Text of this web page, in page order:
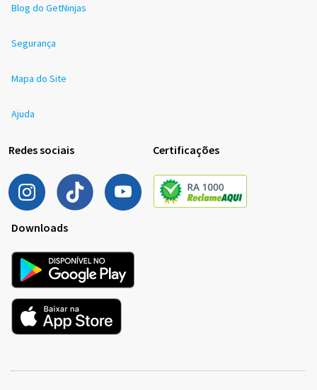
Blog do GetNinjas
Segurança
Mapa do Site
Ajuda
Redes sociais Certificações
Downloads